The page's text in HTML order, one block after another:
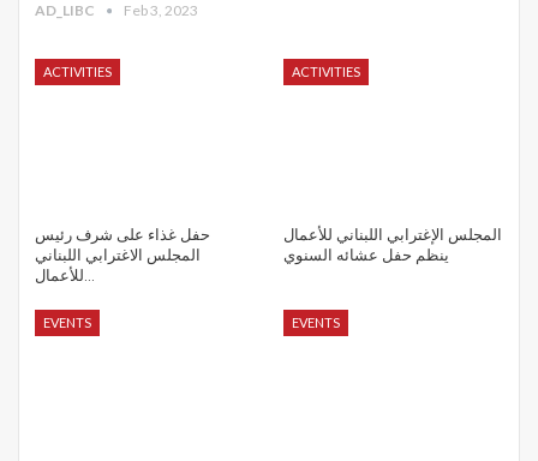
AD_LIBC Feb 3, 2023
ACTIVITIES
حفل غذاء على شرف رئيس
المجلس الاغترابي اللبناني
للأعمال…
ACTIVITIES
المجلس الإغترابي اللبناني للأعمال
ينظم حفل عشائه السنوي
EVENTS EVENTS